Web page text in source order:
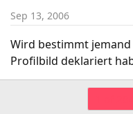
Sep 13, 2006
Wird bestimmt
Profilbild deklariert